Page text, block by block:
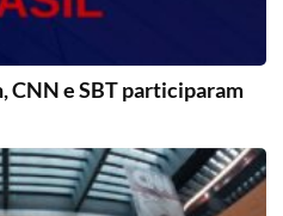
CNN e SBT participaram